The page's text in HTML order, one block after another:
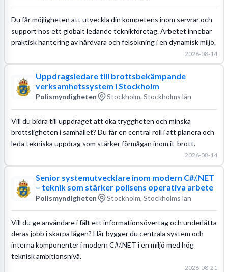
Du får möjligheten att utveckla din kompetens inom servrar och
support hos ett globalt ledande teknikföretag. Arbetet innebär
praktisk hantering av hårdvara och felsökning i en dynamisk miljö.
2026-08-14
Uppdragsledare till brottsbekämpande
verksamhetssystem i Stockholm
Polismyndigheten Stockholm, Stockholms län
Vill du bidra till uppdraget att öka tryggheten och minska
brottsligheten i samhället? Du får en central roll i att planera och
leda tekniska uppdrag som stärker förmågan inom it-brott.
2026-08-14
Senior systemutvecklare inom modern C#/.NET
– teknik som stärker polisens operativa arbete
Polismyndigheten Stockholm, Stockholms län
Vill du ge användare i fält ett informationsövertag och underlätta
deras jobb i skarpa lägen? Här bygger du centrala system och
interna komponenter i modern C#/.NET i en miljö med hög
teknisk ambitionsnivå.
2026-08-21